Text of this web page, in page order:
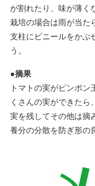
が割れたり、味が薄く
栽培の場合は雨が当た
支柱にビニールをかぶ
う。
●摘果
トマトの実がピンポ
くさんの実ができた
実を残してその他は摘
養分の分散を防ぎ形の